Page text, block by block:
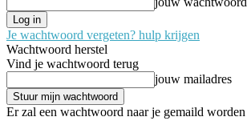
Je wachtwoord vergeten? hulp krijgen
Wachtwoord herstel
Vind je wachtwoord terug
jouw mailadres
Er zal een wachtwoord naar je gemaild worden